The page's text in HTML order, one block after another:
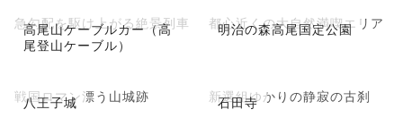
高尾山ケーブルカー（高
尾登山ケーブル）
急勾配を駆け上がる絶景列車 明治の森高尾国定公園
都心近くの大自然満喫エリア
八王子城
戦国ロマン漂う山城跡 石田寺
新選組ゆかりの静寂の古刹